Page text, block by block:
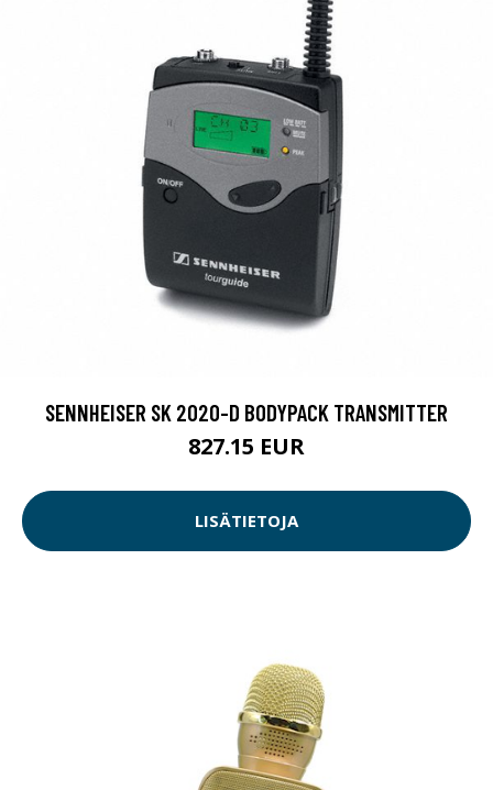
SENNHEISER SK 2020-D BODYPACK TRANSMITTER
827.15 EUR
LISÄTIETOJA